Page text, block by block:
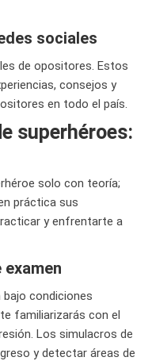
sociales
de opositores. Estos
consejos y
en todo el país.
superhéroes:
solo con teoría;
práctica sus
y enfrentarte a
condiciones
familiarizarás con el
Los simulacros de
y detectar áreas de